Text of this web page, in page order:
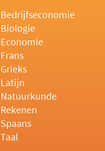
Bedrijfseconomie
Biologie
Economie
Frans
Grieks
Latijn
Natuurkunde
Rekenen
Spaans
Taal